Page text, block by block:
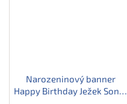
Narozeninový banner
Happy Birthday Ježek Sonic,